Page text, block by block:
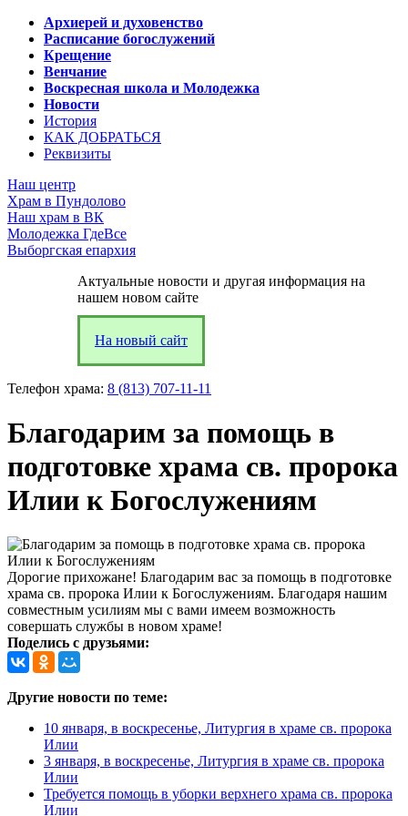
Архиерей и духовенство
Расписание богослужений
Крещение
Венчание
Воскресная школа и Молодежка
Новости
История
КАК ДОБРАТЬСЯ
Реквизиты
Наш центр
Храм в Пундолово
Наш храм в ВК
Молодежка ГдеВсе
Выборгская епархия
Актуальные новости и другая информация на
нашем новом сайте
На новый сайт
Телефон храма: 8 (813) 707-11-11
Благодарим за помощь в
подготовке храма св. пророка
Илии к Богослужениям
Дорогие прихожане! Благодарим вас за помощь в подготовке
храма св. пророка Илии к Богослужениям. Благодаря нашим
совместным усилиям мы с вами имеем возможность
совершать службы в новом храме!
Поделись с друзьями:
Другие новости по теме:
10 января, в воскресенье, Литургия в храме св. пророка
Илии
3 января, в воскресенье, Литургия в храме св. пророка
Илии
Требуется помощь в уборки верхнего храма св. пророка
Илии